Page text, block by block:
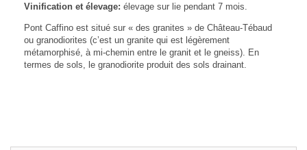
Vinification et élevage: élevage sur lie pendant 7 mois.
Pont Caffino est situé sur « des granites » de Château-Tébaud
ou granodiorites (c’est un granite qui est légèrement
métamorphisé, à mi-chemin entre le granit et le gneiss). En
termes de sols, le granodiorite produit des sols drainant.